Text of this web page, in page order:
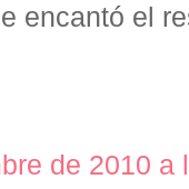
encantó el
de 2010 a